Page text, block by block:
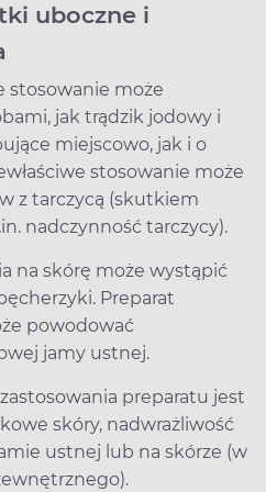
uboczne i
stosowanie może
jak trądzik jodowy i
miejscowo, jak i o
stosowanie może
z tarczycą (skutkiem
nadczynność tarczycy).
na skórę może wystąpić
Preparat
powodować
jamy ustnej.
preparatu jest
skóry, nadwrażliwość
ustnej lub na skórze (w